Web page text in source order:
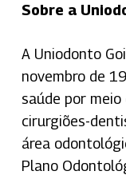
Sobre a
A Uniodonto
novembro de
saúde por
cirurgiões-
área
Plano